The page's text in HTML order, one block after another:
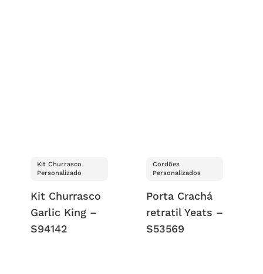
Kit Churrasco
Personalizado
Kit Churrasco
Garlic King –
S94142
Cordões
Personalizados
Porta Crachá
retratil Yeats –
S53569